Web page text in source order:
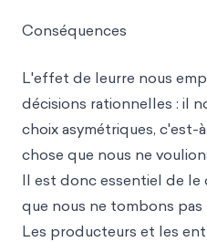
Conséquences
L'effet de leurre nous
décisions rationnelles : il
choix asymétriques, c'est-
chose que nous ne
Il est donc essentiel de le
que nous ne tombons
Les producteurs et les